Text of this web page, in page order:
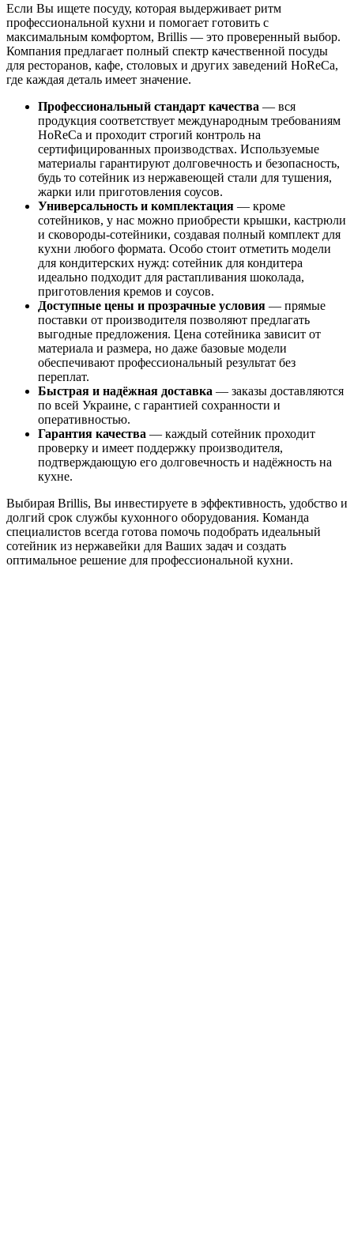
Если Вы ищете посуду, которая выдерживает ритм
профессиональной кухни и помогает готовить с
максимальным комфортом, Brillis — это проверенный выбор.
Компания предлагает полный спектр качественной посуды
для ресторанов, кафе, столовых и других заведений HoReCa,
где каждая деталь имеет значение.
Профессиональный стандарт качества — вся
продукция соответствует международным требованиям
HoReCa и проходит строгий контроль на
сертифицированных производствах. Используемые
материалы гарантируют долговечность и безопасность,
будь то сотейник из нержавеющей стали для тушения,
жарки или приготовления соусов.
Универсальность и комплектация — кроме
сотейников, у нас можно приобрести крышки, кастрюли
и сковороды-сотейники, создавая полный комплект для
кухни любого формата. Особо стоит отметить модели
для кондитерских нужд: сотейник для кондитера
идеально подходит для растапливания шоколада,
приготовления кремов и соусов.
Доступные цены и прозрачные условия — прямые
поставки от производителя позволяют предлагать
выгодные предложения. Цена сотейника зависит от
материала и размера, но даже базовые модели
обеспечивают профессиональный результат без
переплат.
Быстрая и надёжная доставка — заказы доставляются
по всей Украине, с гарантией сохранности и
оперативностью.
Гарантия качества — каждый сотейник проходит
проверку и имеет поддержку производителя,
подтверждающую его долговечность и надёжность на
кухне.
Выбирая Brillis, Вы инвестируете в эффективность, удобство и
долгий срок службы кухонного оборудования. Команда
специалистов всегда готова помочь подобрать идеальный
сотейник из нержавейки для Ваших задач и создать
оптимальное решение для профессиональной кухни.